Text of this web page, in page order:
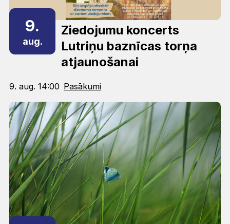
9.
aug.
Ziedojumu koncerts
Lutriņu baznīcas torņa
atjaunošanai
9. aug. 14:00 Pasākumi